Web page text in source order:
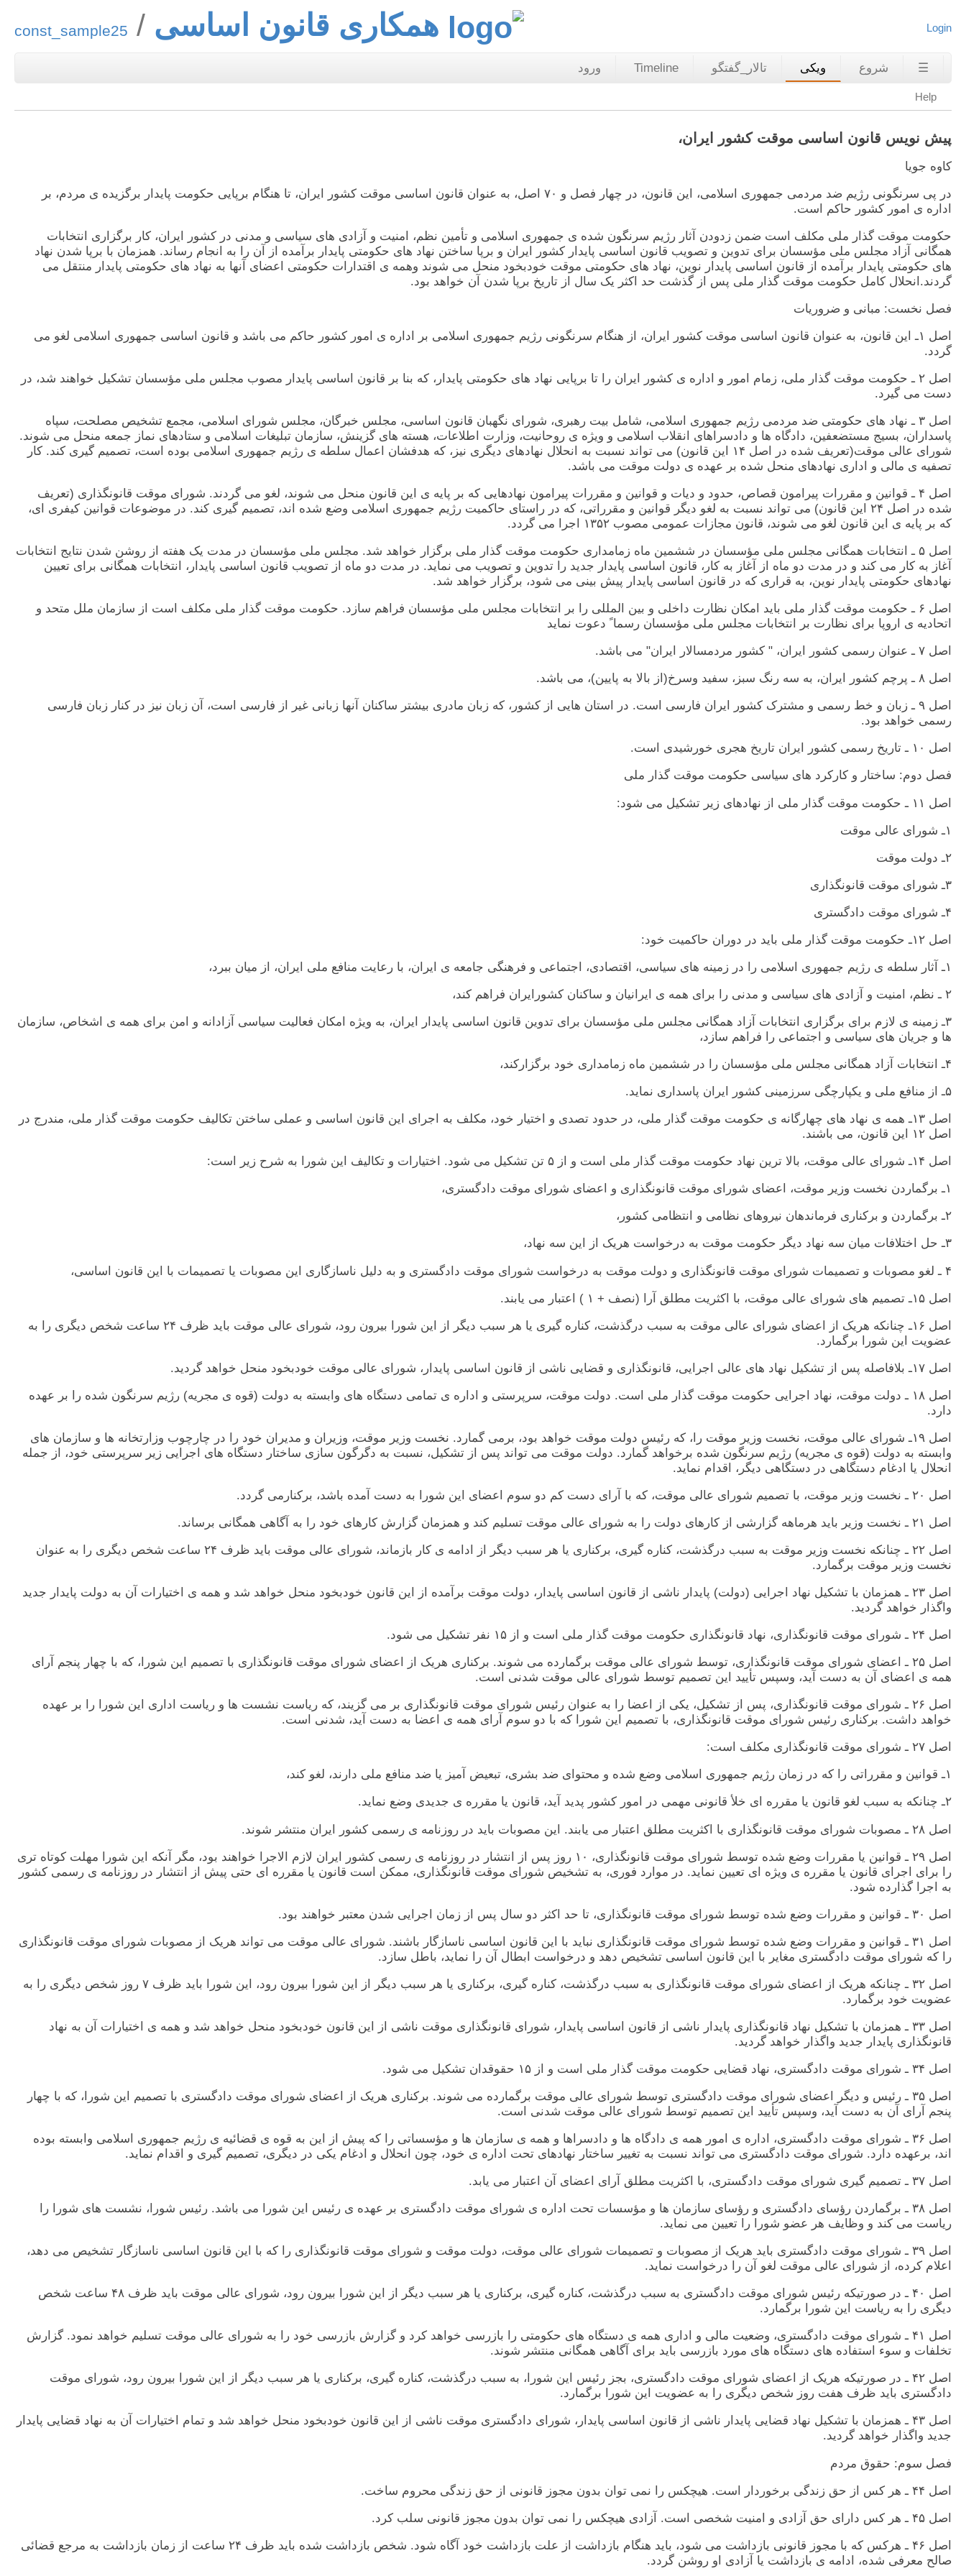
همکاری قانون اساسی const_sample25 Login
☰ شروع ویکی تالار_گفتگو Timeline ورود
Help
پیش نویس قانون اساسی موقت کشور ایران،
کاوه جویا
در پی سرنگونی رژيم ضد مردمی جمهوری اسلامی، اين قانون، در چهار فصل و ٧٠ اصل، به عنوان قانون اساسی موقت کشور ايران، تا هنگام برپايی حکومت پايدار برگزيده ی مردم، بر
اداره ی امور کشور حاکم است.
حکومت موقت گذار ملی مکلف است ضمن زدودن آثار رژيم سرنگون شده ی جمهوری اسلامی و تأمين نظم، امنيت و آزادی های سياسی و مدنی در کشور ايران، کار برگزاری انتخابات
همگانی آزاد مجلس ملی مؤسسان برای تدوين و تصويب قانون اساسی پايدار کشور ايران و برپا ساختن نهاد های حکومتی پايدار برآمده از آن را به انجام رساند. همزمان با برپا شدن نهاد
های حکومتی پايدار برآمده از قانون اساسی پايدار نوين، نهاد های حکومتی موقت خودبخود منحل می شوند وهمه ی اقتدارات حکومتی اعضای آنها به نهاد های حکومتی پايدار منتقل می
گردند.انحلال کامل حکومت موقت گذار ملی پس از گذشت حد اکثر يک سال از تاريخ برپا شدن آن خواهد بود.
فصل نخست: مبانی و ضروريات
اصل ١ـ اين قانون، به عنوان قانون اساسی موقت کشور ايران، از هنگام سرنگونی رژيم جمهوری اسلامی بر اداره ی امور کشور حاکم می باشد و قانون اساسی جمهوری اسلامی لغو می
گردد.
اصل ٢ ـ حکومت موقت گذار ملی، زمام امور و اداره ی کشور ايران را تا برپايی نهاد های حکومتی پايدار، که بنا بر قانون اساسی پايدار مصوب مجلس ملی مؤسسان تشکيل خواهند شد، در
دست می گيرد.
اصل ٣ ـ نهاد های حکومتی ضد مردمی رژيم جمهوری اسلامی، شامل بيت رهبری، شورای نگهبان قانون اساسی، مجلس خبرگان، مجلس شورای اسلامی، مجمع تشخيص مصلحت، سپاه
پاسداران، بسيج مستضعفين، دادگاه ها و دادسراهای انقلاب اسلامی و ويژه ی روحانيت، وزارت اطلاعات، هسته های گزينش، سازمان تبليغات اسلامی و ستادهای نماز جمعه منحل می شوند.
شورای عالی موقت(تعريف شده در اصل ١۴ اين قانون) می تواند نسبت به انحلال نهادهای ديگری نيز، که هدفشان اعمال سلطه ی رژيم جمهوری اسلامی بوده است، تصميم گيری کند. کار
تصفيه ی مالی و اداری نهادهای منحل شده بر عهده ی دولت موقت می باشد.
اصل ۴ ـ قوانين و مقررات پيرامون قصاص، حدود و ديات و قوانين و مقررات پيرامون نهادهايی که بر پايه ی اين قانون منحل می شوند، لغو می گردند. شورای موقت قانونگذاری (تعريف
شده در اصل ٢۴ اين قانون) می تواند نسبت به لغو ديگر قوانين و مقرراتی، که در راستای حاکميت رژيم جمهوری اسلامی وضع شده اند، تصميم گيری کند. در موضوعات قوانين کيفری ای،
که بر پايه ی اين قانون لغو می شوند، قانون مجازات عمومی مصوب ١٣۵٢ اجرا می گردد.
اصل ۵ ـ انتخابات همگانی مجلس ملی مؤسسان در ششمين ماه زمامداری حکومت موقت گذار ملی برگزار خواهد شد. مجلس ملی مؤسسان در مدت يک هفته از روشن شدن نتايج انتخابات
آغاز به کار می کند و در مدت دو ماه از آغاز به کار، قانون اساسی پايدار جديد را تدوين و تصويب می نمايد. در مدت دو ماه از تصويب قانون اساسی پايدار، انتخابات همگانی برای تعيين
نهادهای حکومتی پايدار نوين، به قراری که در قانون اساسی پايدار پيش بينی می شود، برگزار خواهد شد.
اصل ۶ ـ حکومت موقت گذار ملی بايد امکان نظارت داخلی و بين المللی را بر انتخابات مجلس ملی مؤسسان فراهم سازد. حکومت موقت گذار ملی مکلف است از سازمان ملل متحد و
اتحاديه ی اروپا برای نظارت بر انتخابات مجلس ملی مؤسسان رسما ً دعوت نمايد
اصل ٧ ـ عنوان رسمی کشور ايران، " کشور مردمسالار ايران" می باشد.
اصل ٨ ـ پرچم کشور ايران، به سه رنگ سبز، سفيد وسرخ(از بالا به پايين)، می باشد.
اصل ٩ ـ زبان و خط رسمی و مشترک کشور ايران فارسی است. در استان هايی از کشور، که زبان مادری بيشتر ساکنان آنها زبانی غير از فارسی است، آن زبان نيز در کنار زبان فارسی
رسمی خواهد بود.
اصل ١٠ ـ تاريخ رسمی کشور ايران تاريخ هجری خورشيدی است.
فصل دوم: ساختار و کارکرد های سياسی حکومت موقت گذار ملی
اصل ١١ ـ حکومت موقت گذار ملی از نهادهای زير تشکيل می شود:
١ـ شورای عالی موقت
٢ـ دولت موقت
٣ـ شورای موقت قانونگذاری
۴ـ شورای موقت دادگستری
اصل ١٢ـ حکومت موقت گذار ملی بايد در دوران حاکميت خود:
١ـ آثار سلطه ی رژيم جمهوری اسلامی را در زمينه های سياسی، اقتصادی، اجتماعی و فرهنگی جامعه ی ايران، با رعايت منافع ملی ايران، از ميان ببرد،
٢ ـ نظم، امنيت و آزادی های سياسی و مدنی را برای همه ی ايرانيان و ساکنان کشورايران فراهم کند،
٣ـ زمينه ی لازم برای برگزاری انتخابات آزاد همگانی مجلس ملی مؤسسان برای تدوين قانون اساسی پايدار ايران، به ويژه امکان فعاليت سياسی آزادانه و امن برای همه ی اشخاص، سازمان
ها و جريان های سياسی و اجتماعی را فراهم سازد،
۴ـ انتخابات آزاد همگانی مجلس ملی مؤسسان را در ششمين ماه زمامداری خود برگزارکند،
۵ـ از منافع ملی و يکپارچگی سرزمينی کشور ايران پاسداری نمايد.
اصل ١٣ـ همه ی نهاد های چهارگانه ی حکومت موقت گذار ملی، در حدود تصدی و اختيار خود، مکلف به اجرای اين قانون اساسی و عملی ساختن تکاليف حکومت موقت گذار ملی، مندرج در
اصل ١٢ اين قانون، می باشند.
اصل ١۴ـ شورای عالی موقت، بالا ترين نهاد حکومت موقت گذار ملی است و از ۵ تن تشکيل می شود. اختيارات و تکاليف اين شورا به شرح زير است:
١ـ برگماردن نخست وزير موقت، اعضای شورای موقت قانونگذاری و اعضای شورای موقت دادگستری،
٢ـ برگماردن و برکناری فرماندهان نيروهای نظامی و انتظامی کشور،
٣ـ حل اختلافات ميان سه نهاد ديگر حکومت موقت به درخواست هريک از اين سه نهاد،
۴ ـ لغو مصوبات و تصميمات شورای موقت قانونگذاری و دولت موقت به درخواست شورای موقت دادگستری و به دليل ناسازگاری اين مصوبات يا تصميمات با اين قانون اساسی،
اصل ١۵ـ تصميم های شورای عالی موقت، با اکثريت مطلق آرا (نصف + ١ ) اعتبار می يابند.
اصل ١۶ـ چنانکه هريک از اعضای شورای عالی موقت به سبب درگذشت، کناره گيری يا هر سبب ديگر از اين شورا بيرون رود، شورای عالی موقت بايد ظرف ٢۴ ساعت شخص ديگری را به
عضويت اين شورا برگمارد.
اصل ١٧ـ بلافاصله پس از تشکيل نهاد های عالی اجرايی، قانونگذاری و قضايی ناشی از قانون اساسی پايدار، شورای عالی موقت خودبخود منحل خواهد گرديد.
اصل ١٨ ـ دولت موقت، نهاد اجرايی حکومت موقت گذار ملی است. دولت موقت، سرپرستی و اداره ی تمامی دستگاه های وابسته به دولت (قوه ی مجريه) رژيم سرنگون شده را بر عهده
دارد.
اصل ١٩ـ شورای عالی موقت، نخست وزير موقت را، که رئيس دولت موقت خواهد بود، برمی گمارد. نخست وزير موقت، وزيران و مديران خود را در چارچوب وزارتخانه ها و سازمان های
وابسته به دولت (قوه ی مجريه) رژيم سرنگون شده برخواهد گمارد. دولت موقت می تواند پس از تشکيل، نسبت به دگرگون سازی ساختار دستگاه های اجرايی زير سرپرستی خود، از جمله
انحلال يا ادغام دستگاهی در دستگاهی ديگر، اقدام نمايد.
اصل ٢٠ ـ نخست وزير موقت، با تصميم شورای عالی موقت، که با آرای دست کم دو سوم اعضای اين شورا به دست آمده باشد، برکنارمی گردد.
اصل ٢١ ـ نخست وزير بايد هرماهه گزارشی از کارهای دولت را به شورای عالی موقت تسليم کند و همزمان گزارش کارهای خود را به آگاهی همگانی برساند.
اصل ٢٢ ـ چنانکه نخست وزير موقت به سبب درگذشت، کناره گيری، برکناری يا هر سبب ديگر از ادامه ی کار بازماند، شورای عالی موقت بايد ظرف ٢۴ ساعت شخص ديگری را به عنوان
نخست وزير موقت برگمارد.
اصل ٢٣ ـ همزمان با تشکيل نهاد اجرايی (دولت) پايدار ناشی از قانون اساسی پايدار، دولت موقت برآمده از اين قانون خودبخود منحل خواهد شد و همه ی اختيارات آن به دولت پايدار جديد
واگذار خواهد گرديد.
اصل ٢۴ ـ شورای موقت قانونگذاری، نهاد قانونگذاری حکومت موقت گذار ملی است و از ١۵ نفر تشکيل می شود.
اصل ٢۵ ـ اعضای شورای موقت قانونگذاری، توسط شورای عالی موقت برگمارده می شوند. برکناری هريک از اعضای شورای موقت قانونگذاری با تصميم اين شورا، که با چهار پنجم آرای
همه ی اعضای آن به دست آيد، وسپس تأييد اين تصميم توسط شورای عالی موقت شدنی است.
اصل ٢۶ ـ شورای موقت قانونگذاری، پس از تشکيل، يکی از اعضا را به عنوان رئيس شورای موقت قانونگذاری بر می گزيند، که رياست نشست ها و رياست اداری اين شورا را بر عهده
خواهد داشت. برکناری رئيس شورای موقت قانونگذاری، با تصميم اين شورا که با دو سوم آرای همه ی اعضا به دست آيد، شدنی است.
اصل ٢٧ ـ شورای موقت قانونگذاری مکلف است:
١ـ قوانين و مقرراتی را که در زمان رژيم جمهوری اسلامی وضع شده و محتوای ضد بشری، تبعيض آميز يا ضد منافع ملی دارند، لغو کند،
٢ـ چنانکه به سبب لغو قانون يا مقرره ای خلأ قانونی مهمی در امور کشور پديد آيد، قانون يا مقرره ی جديدی وضع نمايد.
اصل ٢٨ ـ مصوبات شورای موقت قانونگذاری با اکثريت مطلق اعتبار می يابند. اين مصوبات بايد در روزنامه ی رسمی کشور ايران منتشر شوند.
اصل ٢٩ ـ قوانين يا مقررات وضع شده توسط شورای موقت قانونگذاری، ١٠ روز پس از انتشار در روزنامه ی رسمی کشور ايران لازم الاجرا خواهند بود، مگر آنکه اين شورا مهلت کوتاه تری
را برای اجرای قانون يا مقرره ی ويژه ای تعيين نمايد. در موارد فوری، به تشخيص شورای موقت قانونگذاری، ممکن است قانون يا مقرره ای حتی پيش از انتشار در روزنامه ی رسمی کشور
به اجرا گذارده شود.
اصل ٣٠ ـ قوانين و مقررات وضع شده توسط شورای موقت قانونگذاری، تا حد اکثر دو سال پس از زمان اجرايی شدن معتبر خواهند بود.
اصل ٣١ ـ قوانين و مقررات وضع شده توسط شورای موقت قانونگذاری نبايد با اين قانون اساسی ناسازگار باشند. شورای عالی موقت می تواند هريک از مصوبات شورای موقت قانونگذاری
را که شورای موقت دادگستری مغاير با اين قانون اساسی تشخيص دهد و درخواست ابطال آن را نمايد، باطل سازد.
اصل ٣٢ ـ چنانکه هريک از اعضای شورای موقت قانونگذاری به سبب درگذشت، کناره گيری، برکناری يا هر سبب ديگر از اين شورا بيرون رود، اين شورا بايد ظرف ٧ روز شخص ديگری را به
عضويت خود برگمارد.
اصل ٣٣ ـ همزمان با تشکيل نهاد قانونگذاری پايدار ناشی از قانون اساسی پايدار، شورای قانونگذاری موقت ناشی از اين قانون خودبخود منحل خواهد شد و همه ی اختيارات آن به نهاد
قانونگذاری پايدار جديد واگذار خواهد گرديد.
اصل ٣۴ ـ شورای موقت دادگستری، نهاد قضايی حکومت موقت گذار ملی است و از ١۵ حقوقدان تشکيل می شود.
اصل ٣۵ ـ رئيس و ديگر اعضای شورای موقت دادگستری توسط شورای عالی موقت برگمارده می شوند. برکناری هريک از اعضای شورای موقت دادگستری با تصميم اين شورا، که با چهار
پنجم آرای آن به دست آيد، وسپس تأييد اين تصميم توسط شورای عالی موقت شدنی است.
اصل ٣۶ ـ شورای موقت دادگستری، اداره ی امور همه ی دادگاه ها و دادسراها و همه ی سازمان ها و مؤسساتی را که پيش از اين به قوه ی قضائيه ی رژيم جمهوری اسلامی وابسته بوده
اند، برعهده دارد. شورای موقت دادگستری می تواند نسبت به تغيير ساختار نهادهای تحت اداره ی خود، چون انحلال و ادغام يکی در ديگری، تصميم گيری و اقدام نمايد.
اصل ٣٧ ـ تصميم گيری شورای موقت دادگستری، با اکثريت مطلق آرای اعضای آن اعتبار می يابد.
اصل ٣٨ ـ برگماردن رؤسای دادگستری و رؤسای سازمان ها و مؤسسات تحت اداره ی شورای موقت دادگستری بر عهده ی رئيس اين شورا می باشد. رئيس شورا، نشست های شورا را
رياست می کند و وظايف هر عضو شورا را تعيين می نمايد.
اصل ٣٩ ـ شورای موقت دادگستری بايد هريک از مصوبات و تصميمات شورای عالی موقت، دولت موقت و شورای موقت قانونگذاری را که با اين قانون اساسی ناسازگار تشخيص می دهد،
اعلام کرده، از شورای عالی موقت لغو آن را درخواست نمايد.
اصل ۴٠ ـ در صورتيکه رئيس شورای موقت دادگستری به سبب درگذشت، کناره گيری، برکناری يا هر سبب ديگر از اين شورا بيرون رود، شورای عالی موقت بايد ظرف ۴٨ ساعت شخص
ديگری را به رياست اين شورا برگمارد.
اصل ۴١ ـ شورای موقت دادگستری، وضعيت مالی و اداری همه ی دستگاه های حکومتی را بازرسی خواهد کرد و گزارش بازرسی خود را به شورای عالی موقت تسليم خواهد نمود. گزارش
تخلفات و سوء استفاده های دستگاه های مورد بازرسی بايد برای آگاهی همگانی منتشر شوند.
اصل ۴٢ ـ در صورتيکه هريک از اعضای شورای موقت دادگستری، بجز رئيس اين شورا، به سبب درگذشت، کناره گيری، برکناری يا هر سبب ديگر از اين شورا بيرون رود، شورای موقت
دادگستری بايد ظرف هفت روز شخص ديگری را به عضويت اين شورا برگمارد.
اصل ۴٣ ـ همزمان با تشکيل نهاد قضايی پايدار ناشی از قانون اساسی پايدار، شورای دادگستری موقت ناشی از اين قانون خودبخود منحل خواهد شد و تمام اختيارات آن به نهاد قضايی پايدار
جديد واگذار خواهد گرديد.
فصل سوم: حقوق مردم
اصل ۴۴ ـ هر کس از حق زندگی برخوردار است. هيچکس را نمی توان بدون مجوز قانونی از حق زندگی محروم ساخت.
اصل ۴۵ ـ هر کس دارای حق آزادی و امنيت شخصی است. آزادی هيچکس را نمی توان بدون مجوز قانونی سلب کرد.
اصل ۴۶ ـ هرکس که با مجوز قانونی بازداشت می شود، بايد هنگام بازداشت از علت بازداشت خود آگاه شود. شخص بازداشت شده بايد ظرف ٢۴ ساعت از زمان بازداشت به مرجع قضائی
صالح معرفی شده، ادامه ی بازداشت يا آزادی او روشن گردد.